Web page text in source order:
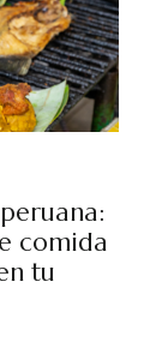
comida
tu